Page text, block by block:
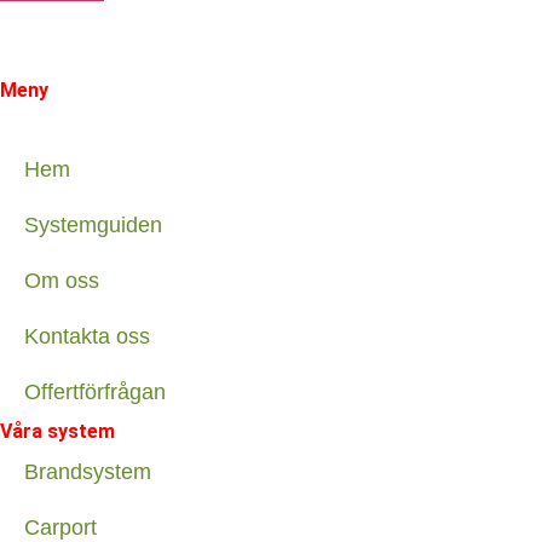
Meny
Hem
Systemguiden
Om oss
Kontakta oss
Offertförfrågan
Våra system
Brandsystem
Carport